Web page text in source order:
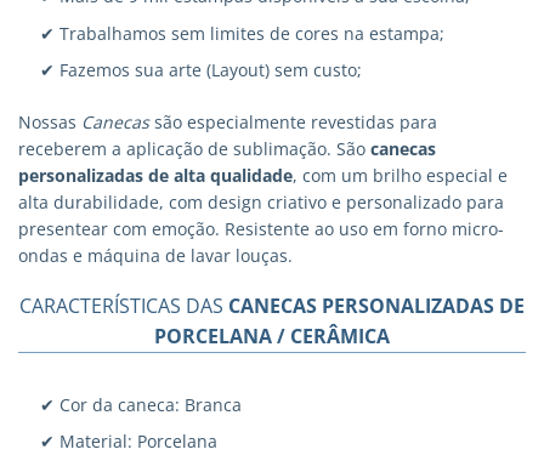
✔ Trabalhamos sem limites de cores na estampa;
✔ Fazemos sua arte (Layout) sem custo;
Nossas Canecassão especialmente revestidas para
receberem a aplicação de sublimação. São canecas
personalizadas de alta qualidade, com um brilho especial e
alta durabilidade, com design criativo e personalizado para
presentear com emoção. Resistente ao uso em forno micro-
ondas e máquina de lavar louças.
CARACTERÍSTICAS DAS CANECAS PERSONALIZADAS DE
PORCELANA / CERÂMICA
✔ Cor da caneca: Branca
✔ Material: Porcelana